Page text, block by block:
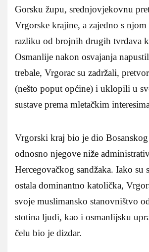
Gorsku župu, srednjovjekovnu
Vrgorske krajine, a zajedno s
razliku od brojnih drugih tvrđava
Osmanlije nakon osvajanja
trebale, Vrgorac su zadržali,
(nešto poput općine) i uklopili u
sustave prema mletačkim
Vrgorski kraj bio je dio Bosanskog
odnosno njegove niže
Hercegovačkog sandžaka. Iako su
ostala dominantno katolička,
svoje muslimansko stanovništvo
stotina ljudi, kao i osmanlijsku
čelu bio je dizdar.